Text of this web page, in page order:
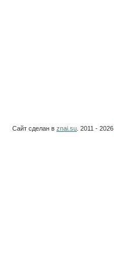
Сайт сделан в znai.su . 2011 - 2026